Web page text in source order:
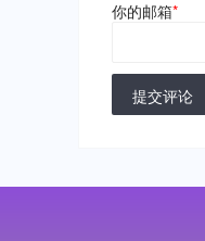
你的邮箱*
提交评论